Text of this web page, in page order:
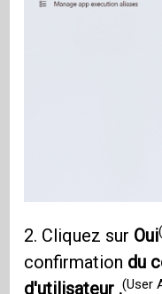
2. Cliquez sur Oui
confirmation du
d'utilisateur .(User